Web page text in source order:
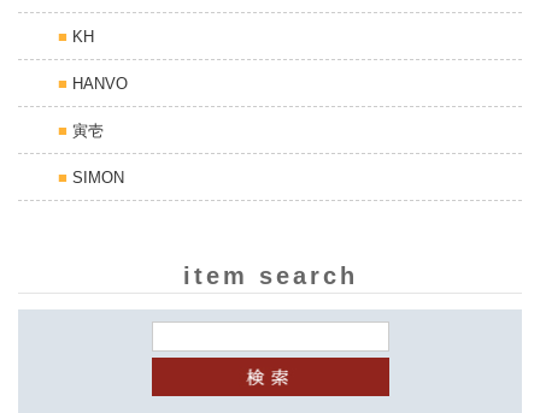
KH
HANVO
寅壱
SIMON
item search